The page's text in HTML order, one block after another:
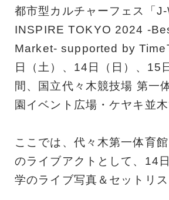
都市型カルチャーフェス「
INSPIRE TOKYO 2024 -
Market- supported by
日（土）、14日（日）、15
間、国立代々木競技場 第一
園イベント広場・ケヤキ並木
ここでは、代々木第一体育
のライブアクトとして、14
学のライブ写真＆セットリス